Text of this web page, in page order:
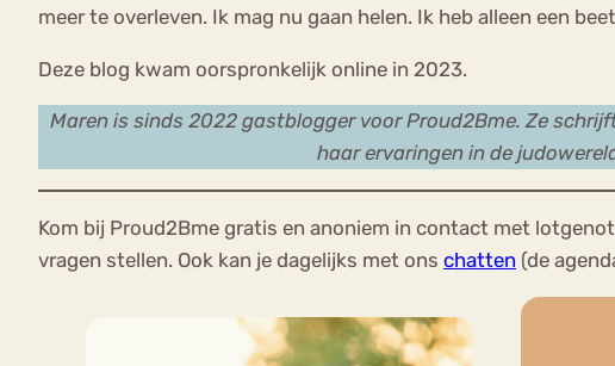
meer te overleven. Ik mag nu gaan helen. Ik heb alleen een
Deze blog kwam oorspronkelijk online in 2023.
Maren is sinds 2022 gastblogger voor Proud2Bme. Ze
haar ervaringen in de
Kom bij Proud2Bme gratis en anoniem in contact met
vragen stellen. Ook kan je dagelijks met ons chatten (de